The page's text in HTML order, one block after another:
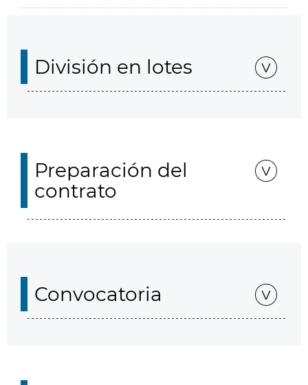
División en lotes
Preparación del
contrato
Convocatoria